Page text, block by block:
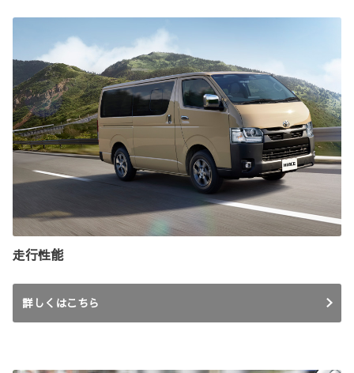
走行性能
詳しくはこちら